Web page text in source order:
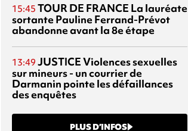
15:45 TOUR DE FRANCE La lauréate
sortante Pauline Ferrand-Prévot
abandonne avant la 8e étape
13:49 JUSTICEViolences sexuelles
sur mineurs - un courrier de
Darmanin pointe les défaillances
des enquêtes
PLUS D’INFOS